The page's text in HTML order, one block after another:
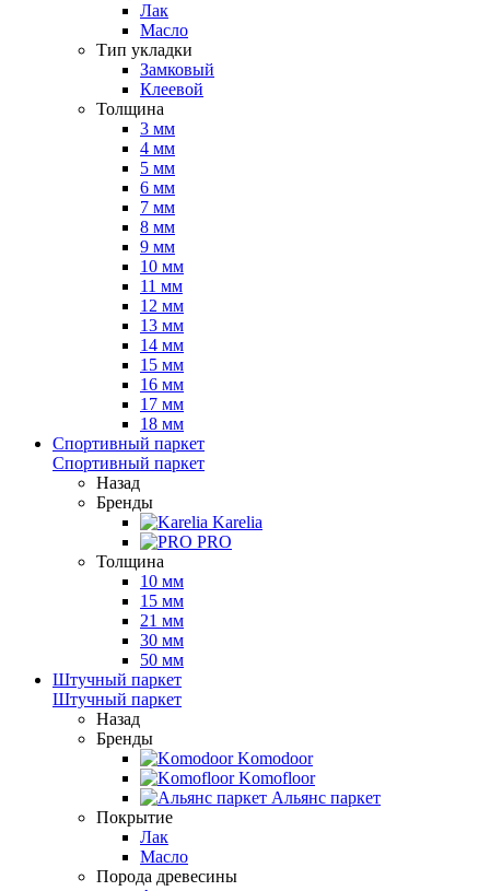
Лак
Масло
Тип укладки
Замковый
Клеевой
Толщина
3 мм
4 мм
5 мм
6 мм
7 мм
8 мм
9 мм
10 мм
11 мм
12 мм
13 мм
14 мм
15 мм
16 мм
17 мм
18 мм
Спортивный паркет
Спортивный паркет
Назад
Бренды
Karelia
PRO
Толщина
10 мм
15 мм
21 мм
30 мм
50 мм
Штучный паркет
Штучный паркет
Назад
Бренды
Komodoor
Komofloor
Альянс паркет
Покрытие
Лак
Масло
Порода древесины